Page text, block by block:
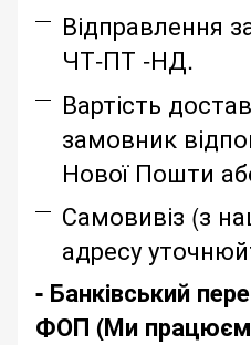
Відправлення
ЧТ-ПТ -НД.
Вартість
замовник
Нової Пошти
Самовивіз (з
адресу
- Банківський
ФОП (Ми